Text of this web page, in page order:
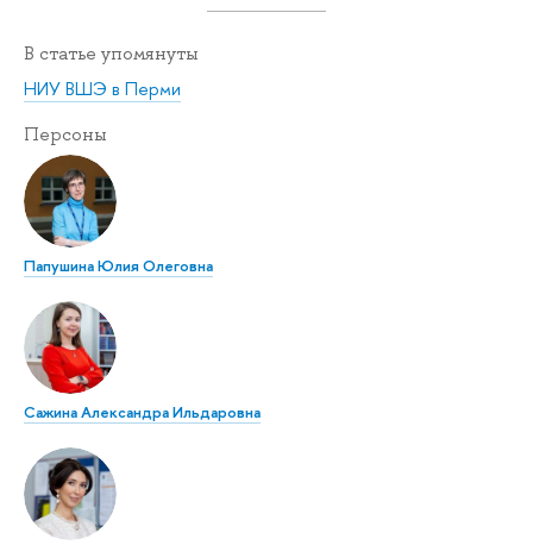
В статье упомянуты
НИУ ВШЭ в Перми
Персоны
Папушина Юлия Олеговна
Сажина Александра Ильдаровна